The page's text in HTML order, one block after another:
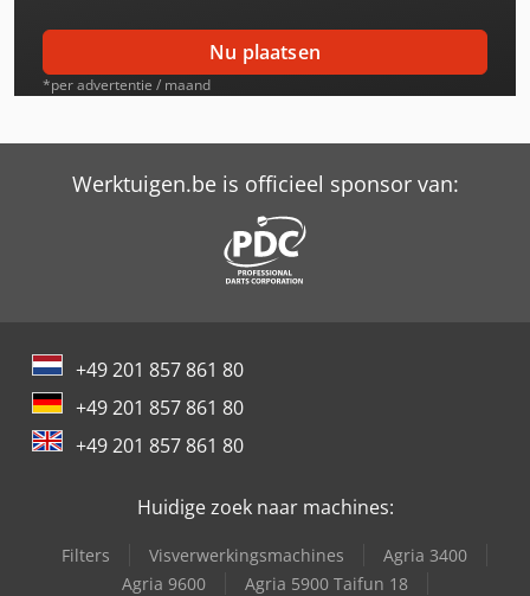
Same Explorer 70 Dt
Same Explorer 70 Ii Dt
Same Explorer 75 Dt
Same Explorer 90 Dt
Same Explorer Ii 60
Same Explorer Ii 80
Same Rubin 120
Nu plaatsen
*per advertentie / maand
Werktuigen.be is officieel sponsor van:
+49 201 857 861 80
+49 201 857 861 80
+49 201 857 861 80
Huidige zoek naar machines:
Filters Visverwerkingsmachines
Agria 3400
Agria 9600
Agria 5900 Taifun 18